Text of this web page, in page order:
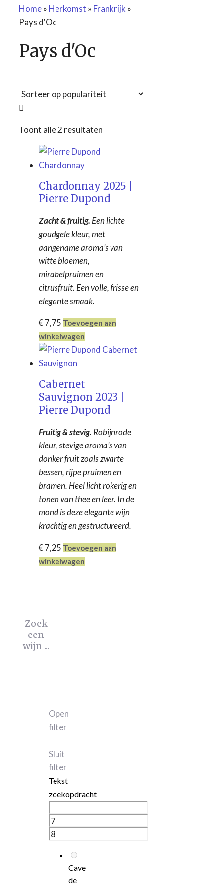
Home» Herkomst » Frankrijk »
Pays d'Oc
Pays d'Oc
Tekst zoekopdracht
Cave de Cleebourg
Château des Correaux
Domaine Aufranc
Domaine Auvigue(0)
Domaine de Colonat
Domaine de la Pirolette
Domaine Du Clos du Fief
(0)
Domaine du Père Jean
Famille Mélinon
Max Cochut(0)
Pierre Dupond
Steeve Charvet(0)
Weingut Breit
Toont alle 2 resultaten
Chardonnay 2025 |
Pierre Dupond
Zacht & fruitig. Een lichte
goudgele kleur, met
aangename aroma’s van
witte bloemen,
mirabelpruimen en
citrusfruit. Een volle, frisse en
elegante smaak.
€7,75 Toevoegen aan
winkelwagen
Cabernet
Sauvignon 2023 |
Pierre Dupond
Fruitig & stevig. Robijnrode
kleur, stevige aroma’s van
donker fruit zoals zwarte
bessen, rijpe pruimen en
bramen. Heel licht rokerig en
tonen van thee en leer. In de
mond is deze elegante wijn
krachtig en gestructureerd.
€7,25 Toevoegen aan
winkelwagen
Zoek
een
wijn ...
Open
filter
Sluit
filter
Tekst
zoekopdracht
Cave
de